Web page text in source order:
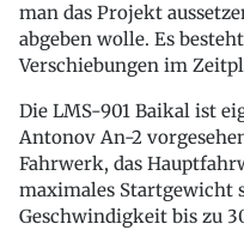
man das Projekt
abgeben wolle. Es
Verschiebungen im
Die LMS-901 Baikal ist
Antonov An-2
Fahrwerk, das
maximales Startgewicht
Geschwindigkeit bis zu